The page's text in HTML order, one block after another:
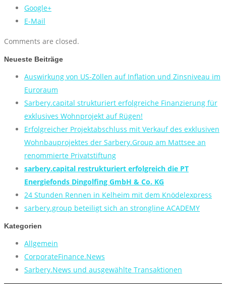
Google+
E-Mail
Comments are closed.
Neueste Beiträge
Auswirkung von US-Zöllen auf Inflation und Zinsniveau im
Euroraum
Sarbery.capital strukturiert erfolgreiche Finanzierung für
exklusives Wohnprojekt auf Rügen!
Erfolgreicher Projektabschluss mit Verkauf des exklusiven
Wohnbauprojektes der Sarbery.Group am Mattsee an
renommierte Privatstiftung
sarbery.capital restrukturiert erfolgreich die PT
Energiefonds Dingolfing GmbH & Co. KG
24 Stunden Rennen in Kelheim mit dem Knödelexpress
sarbery.group beteiligt sich an strongline ACADEMY
Kategorien
Allgemein
CorporateFinance.News
Sarbery.News und ausgewählte Transaktionen